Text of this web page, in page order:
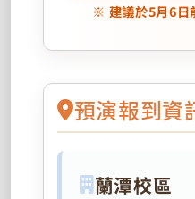
※ 建議於5月6日
預演報到資
蘭潭校區